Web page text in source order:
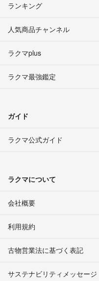
ランキング
人気商品チャンネル
ラクマplus
ラクマ最強鑑定
ガイド
ラクマ公式ガイド
ラクマについて
会社概要
利用規約
古物営業法に基づく表記
サステナビリティメッセージ